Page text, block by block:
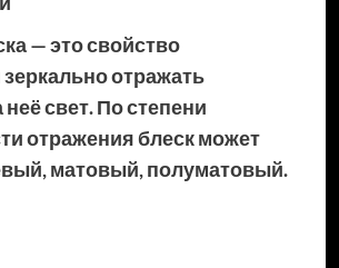
— это свойство
отражать
свет. По степени
отражения блеск может
матовый, полуматовый.